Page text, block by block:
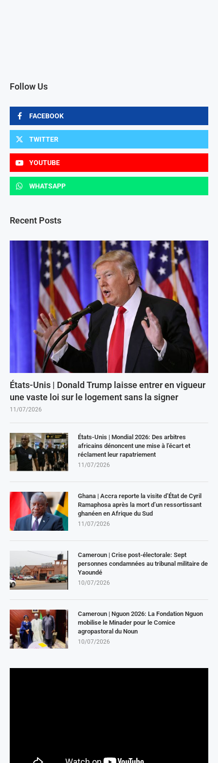
Follow Us
FACEBOOK
TWITTER
YOUTUBE
WHATSAPP
Recent Posts
États-Unis | Donald Trump laisse entrer en vigueur
une vaste loi sur le logement sans la signer
11/07/2026
États-Unis | Mondial 2026: Des arbitres
africains dénoncent une mise à l’écart et
réclament leur rapatriement
11/07/2026
Ghana | Accra reporte la visite d’État de Cyril
Ramaphosa après la mort d’un ressortissant
ghanéen en Afrique du Sud
11/07/2026
Cameroun | Crise post-électorale: Sept
personnes condamnées au tribunal militaire de
Yaoundé
10/07/2026
Cameroun | Nguon 2026: La Fondation Nguon
mobilise le Minader pour le Comice
agropastoral du Noun
10/07/2026